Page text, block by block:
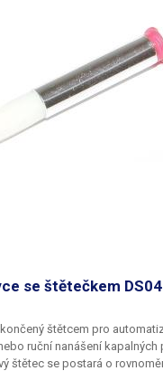
se štětečkem
štětcem pro
ruční nanášení kapalných
štětec se postará o